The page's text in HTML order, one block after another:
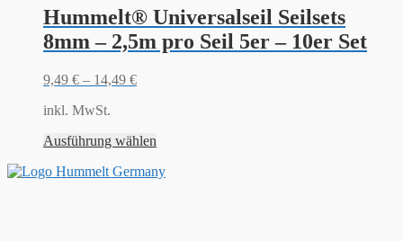
Hummelt® Universalseil Seilsets
8mm – 2,5m pro Seil 5er – 10er Set
9,49 € – 14,49 €
inkl. MwSt.
Ausführung wählen